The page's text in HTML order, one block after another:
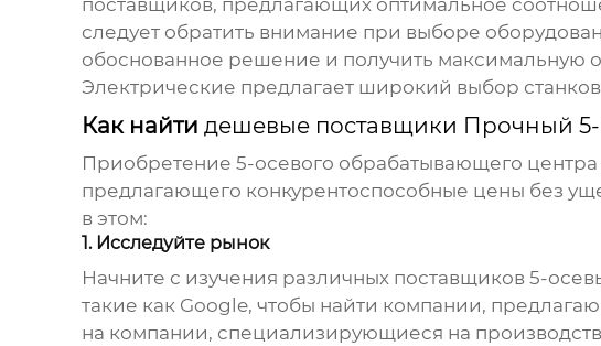
поставщиков, предлагающих оптимальное
следует обратить внимание при выборе
обоснованное решение и получить максимальную
Электрические предлагает широкий выбор
Как найти дешевые поставщики Прочный
Приобретение 5-осевого обрабатывающего
предлагающего конкурентоспособные цены без
в этом:
1. Исследуйте рынок
Начните с изучения различных поставщиков 5-
такие как Google, чтобы найти компании,
на компании, специализирующиеся на